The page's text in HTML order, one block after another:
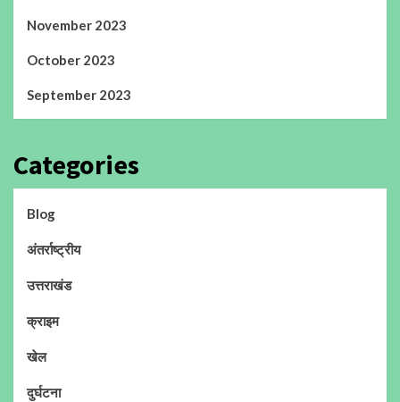
November 2023
October 2023
September 2023
Categories
Blog
अंतर्राष्ट्रीय
उत्तराखंड
क्राइम
खेल
दुर्घटना